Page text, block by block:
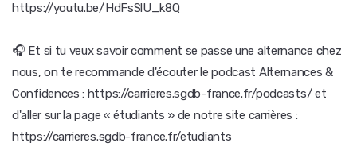
https://youtu.be/HdFsSlU_k8Q
🎧 Et si tu veux savoir comment se passe une alternance chez
nous, on te recommande d'écouter le podcast Alternances &
Confidences : https://carrieres.sgdb-france.fr/podcasts/ et
d'aller sur la page « étudiants » de notre site carrières :
https://carrieres.sgdb-france.fr/etudiants